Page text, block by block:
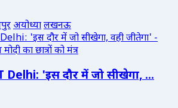
अयोध्यालखनऊ
'इस दौर में जो सीखेगा, ...